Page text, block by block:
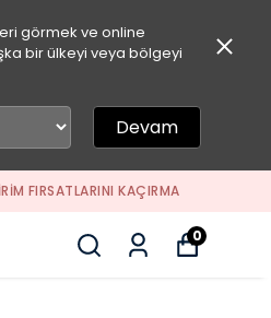
görmek ve online
bir ülkeyi veya bölgeyi
Devam
FIRSATLARINI KAÇIRMA
0